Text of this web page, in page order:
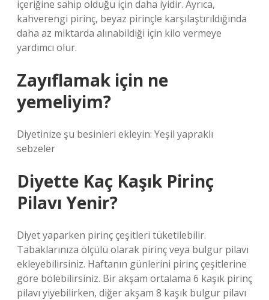
içeriğine sahip olduğu için daha iyidir. Ayrıca,
kahverengi pirinç, beyaz pirinçle karşılaştırıldığında
daha az miktarda alınabildiği için kilo vermeye
yardımcı olur.
Zayıflamak için ne
yemeliyim?
Diyetinize şu besinleri ekleyin: Yeşil yapraklı
sebzeler
Diyette Kaç Kaşık Pirinç
Pilavı Yenir?
Diyet yaparken pirinç çeşitleri tüketilebilir.
Tabaklarınıza ölçülü olarak pirinç veya bulgur pilavı
ekleyebilirsiniz. Haftanın günlerini pirinç çeşitlerine
göre bölebilirsiniz. Bir akşam ortalama 6 kaşık pirinç
pilavı yiyebilirken, diğer akşam 8 kaşık bulgur pilavı